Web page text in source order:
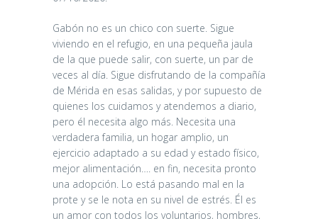
Gabón no es un chico con suerte. Sigue
viviendo en el refugio, en una pequeña jaula
de la que puede salir, con suerte, un par de
veces al día. Sigue disfrutando de la compañía
de Mérida en esas salidas, y por supuesto de
quienes los cuidamos y atendemos a diario,
pero él necesita algo más. Necesita una
verdadera familia, un hogar amplio, un
ejercicio adaptado a su edad y estado físico,
mejor alimentación…. en fin, necesita pronto
una adopción. Lo está pasando mal en la
prote y se le nota en su nivel de estrés. Él es
un amor con todos los voluntarios, hombres,